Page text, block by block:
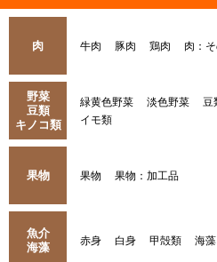
肉 牛肉 豚肉 鶏肉 肉：
野菜
豆類
キノコ類
緑黄色野菜 淡色野菜 豆
イモ類
果物 果物 果物：加工品
魚介
海藻
赤身 白身 甲殻類 海藻